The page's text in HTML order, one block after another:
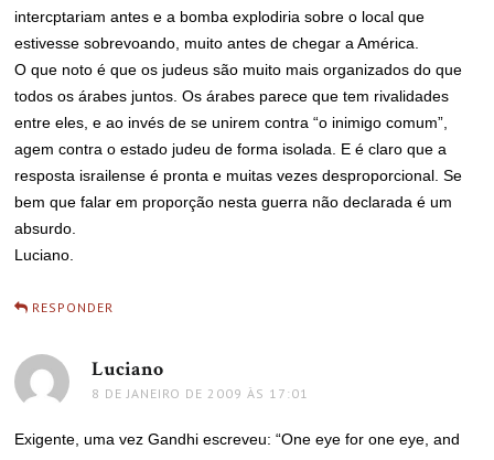
intercptariam antes e a bomba explodiria sobre o local que
estivesse sobrevoando, muito antes de chegar a América.
O que noto é que os judeus são muito mais organizados do que
todos os árabes juntos. Os árabes parece que tem rivalidades
entre eles, e ao invés de se unirem contra “o inimigo comum”,
agem contra o estado judeu de forma isolada. E é claro que a
resposta israilense é pronta e muitas vezes desproporcional. Se
bem que falar em proporção nesta guerra não declarada é um
absurdo.
Luciano.
RESPONDER
Luciano
8 DE JANEIRO DE 2009 ÀS 17:01
Exigente, uma vez Gandhi escreveu: “One eye for one eye, and